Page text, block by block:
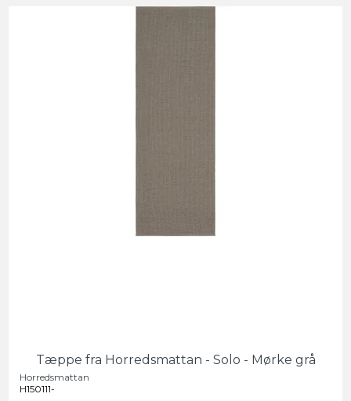
Tæppe fra Horredsmattan - Solo - Mørke grå
Horredsmattan
H150111-